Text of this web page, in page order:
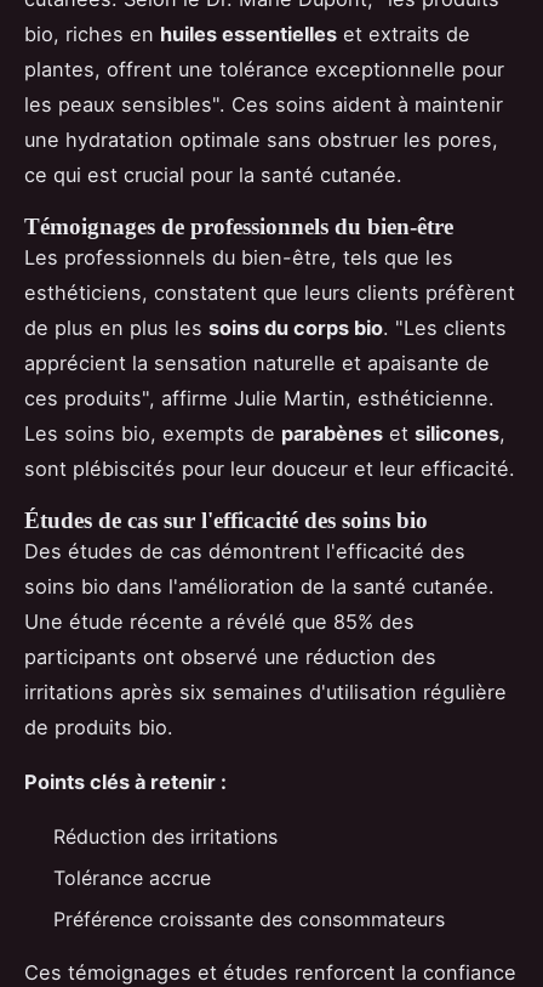
bio, riches en huiles essentielles et extraits de
plantes, offrent une tolérance exceptionnelle pour
les peaux sensibles". Ces soins aident à maintenir
une hydratation optimale sans obstruer les pores,
ce qui est crucial pour la santé cutanée.
Témoignages de professionnels du bien-être
Les professionnels du bien-être, tels que les
esthéticiens, constatent que leurs clients préfèrent
de plus en plus les soins du corps bio. "Les clients
apprécient la sensation naturelle et apaisante de
ces produits", affirme Julie Martin, esthéticienne.
Les soins bio, exempts de parabènes et silicones,
sont plébiscités pour leur douceur et leur efficacité.
Études de cas sur l'efficacité des soins bio
Des études de cas démontrent l'efficacité des
soins bio dans l'amélioration de la santé cutanée.
Une étude récente a révélé que 85% des
participants ont observé une réduction des
irritations après six semaines d'utilisation régulière
de produits bio.
Points clés à retenir :
Réduction des irritations
Tolérance accrue
Préférence croissante des consommateurs
Ces témoignages et études renforcent la confiance